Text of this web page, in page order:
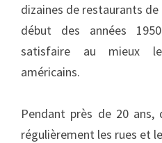
dizaines de restaurants
début des années
satisfaire au mieux
américains.
Pendant près de 20
régulièrement les rues et